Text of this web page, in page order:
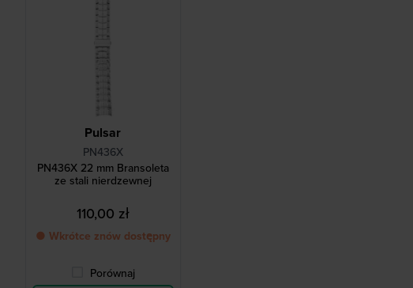
Pulsar
PN436X
PN436X 22 mm Bransoleta
ze stali nierdzewnej
110,00 zł
● Wkrótce znów dostępny
Porównaj